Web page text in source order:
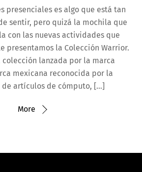
presenciales es algo que está tan
sentir, pero quizá la mochila que
con las nuevas actividades que
presentamos la Colección Warrior.
colección lanzada por la marca
mexicana reconocida por la
artículos de cómputo, […]
More